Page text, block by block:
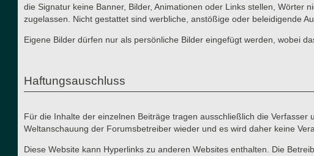
die Signatur keine Banner, Bilder, Animationen oder Links stellen,
zugelassen. Nicht gestattet sind werbliche, anstößige oder beleidigende
Eigene Bilder dürfen nur als persönliche Bilder eingefügt werden, wobei
Haftungsauschluss
Für die Inhalte der einzelnen Beiträge tragen ausschließlich die
Weltanschauung der Forumsbetreiber wieder und es wird daher keine
Diese Website kann Hyperlinks zu anderen Websites enthalten. Die